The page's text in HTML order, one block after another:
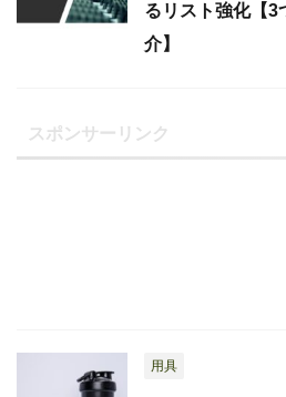
るリスト強化【3
介】
スポンサーリンク
用具